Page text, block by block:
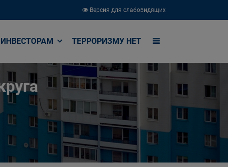
Версия для слабовидящих
ИНВЕСТОРАМ ТЕРРОРИЗМУ НЕТ